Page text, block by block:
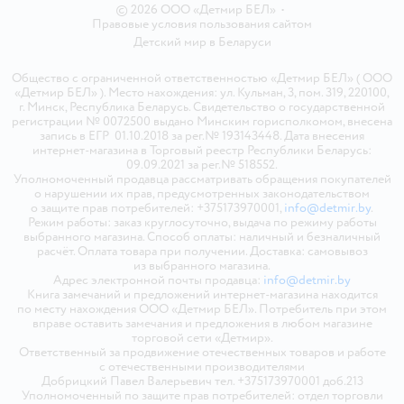
© 2026 ООО «Детмир БЕЛ» •
Правовые условия пользования сайтом
Детский мир в Беларуси
Общество с ограниченной ответственностью «Детмир БЕЛ» ( ООО
«Детмир БЕЛ» ). Место нахождения: ул. Кульман, 3, пом. 319, 220100,
г. Минск, Республика Беларусь. Свидетельство о государственной
регистрации № 0072500 выдано Минским горисполкомом, внесена
запись в ЕГР 01.10.2018 за рег.№ 193143448. Дата внесения
интернет-магазина в Торговый реестр Республики Беларусь:
09.09.2021 за рег.№ 518552.
Уполномоченный продавца рассматривать обращения покупателей
о нарушении их прав, предусмотренных законодательством
о защите прав потребителей: +375173970001, info@detmir.by.
Режим работы: заказ круглосуточно, выдача по режиму работы
выбранного магазина. Способ оплаты: наличный и безналичный
расчёт. Оплата товара при получении. Доставка: самовывоз
из выбранного магазина.
Адрес электронной почты продавца: info@detmir.by
Книга замечаний и предложений интернет-магазина находится
по месту нахождения ООО «Детмир БЕЛ». Потребитель при этом
вправе оставить замечания и предложения в любом магазине
торговой сети «Детмир».
Ответственный за продвижение отечественных товаров и работе
с отечественными производителями
Добрицкий Павел Валерьевич тел. +375173970001 доб.213
Уполномоченный по защите прав потребителей: отдел торговли